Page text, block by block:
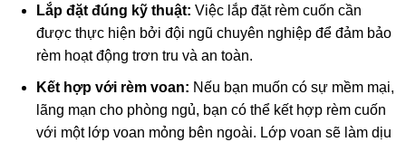
Lắp đặt đúng kỹ thuật: Việc lắp đặt rèm cuốn cần
được thực hiện bởi đội ngũ chuyên nghiệp để đảm bảo
rèm hoạt động trơn tru và an toàn.
Kết hợp với rèm voan: Nếu bạn muốn có sự mềm mại,
lãng mạn cho phòng ngủ, bạn có thể kết hợp rèm cuốn
với một lớp voan mỏng bên ngoài. Lớp voan sẽ làm dịu